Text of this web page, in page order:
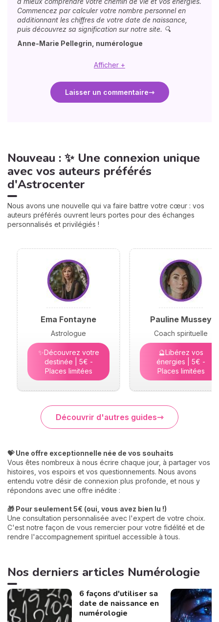
Commencez par calculer votre nombre personnel en
additionnant les chiffres de votre date de naissance,
puis découvrez sa signification sur notre site. 🔍
Anne-Marie Pellegrin, numérologue
Afficher +
Laisser un commentaire
Nouveau : ✨ Une connexion unique
avec vos auteurs préférés
d'Astrocenter
Nous avons une nouvelle qui va faire battre votre cœur : vos
auteurs préférés ouvrent leurs portes pour des échanges
personnalisés et privilégiés !
Ema Fontayne
Astrologue
✨Découvrez votre
destinée | 5€ -
Places limitées
Pauline Mussey
Coach spirituelle
🔮Libérez vos
énergies | 5€ -
Places limitées
Découvrir d'autres guides
💝 Une offre exceptionnelle née de vos souhaits
Vous êtes nombreux à nous écrire chaque jour, à partager vos
histoires, vos espoirs et vos questionnements. Nous avons
entendu votre désir de connexion plus profonde, et nous y
répondons avec une offre inédite :
🎁 Pour seulement 5€ (oui, vous avez bien lu !)
Une consultation personnalisée avec l'expert de votre choix.
C'est notre façon de vous remercier pour votre fidélité et de
rendre l'accompagnement spirituel accessible à tous.
Nos derniers articles Numérologie
6 façons d'utiliser sa
date de naissance en
numérologie